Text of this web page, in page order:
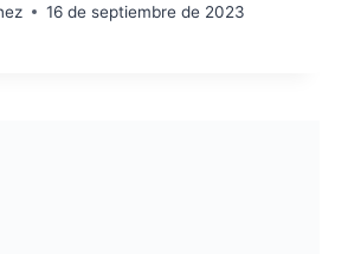
16 de septiembre de 2023